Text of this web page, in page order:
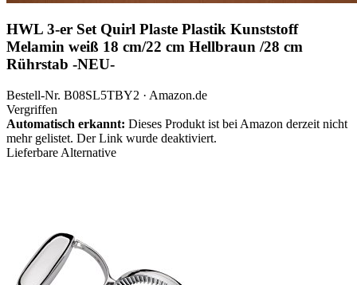
HWL 3-er Set Quirl Plaste Plastik Kunststoff
Melamin weiß 18 cm/22 cm Hellbraun /28 cm
Rührstab -NEU-
Bestell-Nr. B08SL5TBY2 · Amazon.de
Vergriffen
Automatisch erkannt: Dieses Produkt ist bei Amazon derzeit nicht
mehr gelistet. Der Link wurde deaktiviert.
Lieferbare Alternative